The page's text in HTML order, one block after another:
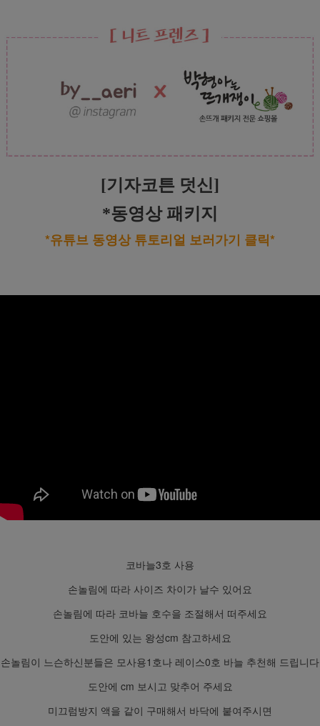
[기자코튼 덧신]
*동영상 패키지
*유튜브 동영상 튜토리얼 보러가기 클릭*
코바늘3호 사용
손놀림에 따라 사이즈 차이가 날수 있어요
손놀림에 따라 코바늘 호수을 조절해서 떠주세요
도안에 있는 왕성cm 참고하세요
손놀림이 느슨하신분들은 모사용1호나 레이스0호 바늘 추천해 드립니다
도안에 cm 보시고 맞추어 주세요
미끄럼방지 액을 같이 구매해서 바닥에 붙여주시면